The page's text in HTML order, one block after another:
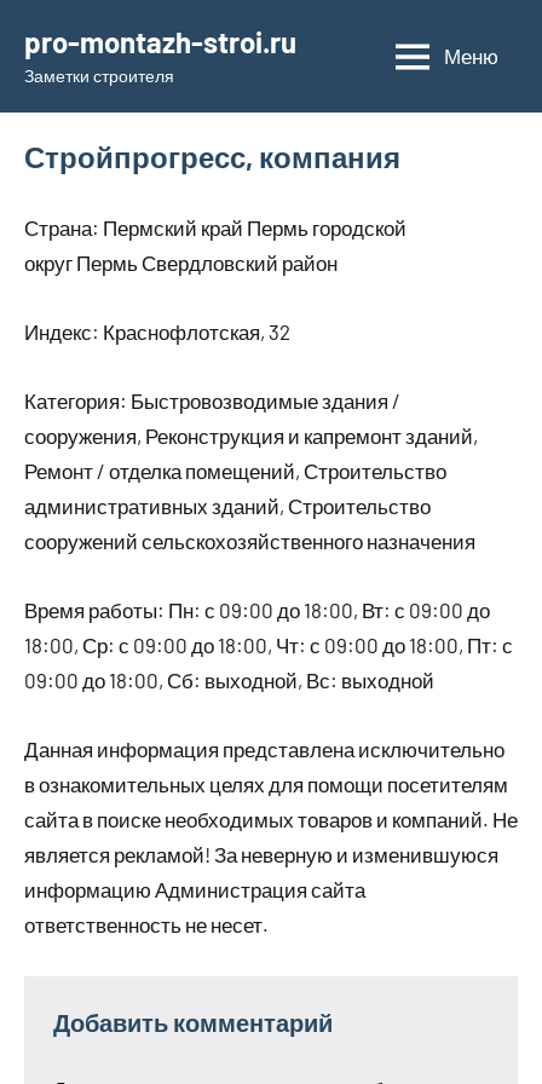
содержимому
pro-montazh-stroi.ru
Заметки строителя
Меню
Стройпрогресс, компания
Страна: Пермский край Пермь городской
округ Пермь Свердловский район
Индекс: Краснофлотская, 32
Категория: Быстровозводимые здания /
сооружения, Реконструкция и капремонт зданий,
Ремонт / отделка помещений, Строительство
административных зданий, Строительство
сооружений сельскохозяйственного назначения
Время работы: Пн: с 09:00 до 18:00, Вт: с 09:00 до
18:00, Ср: с 09:00 до 18:00, Чт: с 09:00 до 18:00, Пт: с
09:00 до 18:00, Сб: выходной, Вс: выходной
Данная информация представлена исключительно
в ознакомительных целях для помощи посетителям
сайта в поиске необходимых товаров и компаний. Не
является рекламой! За неверную и изменившуюся
информацию Администрация сайта
ответственность не несет.
Добавить комментарий